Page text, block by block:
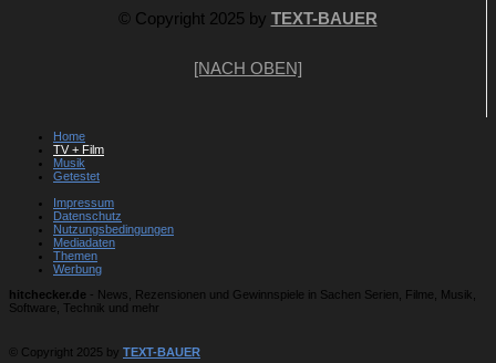
© Copyright 2025 by TEXT-BAUER
[NACH OBEN]
Home
TV + Film
Musik
Getestet
Impressum
Datenschutz
Nutzungsbedingungen
Mediadaten
Themen
Werbung
hitchecker.de - News, Rezensionen und Gewinnspiele in Sachen Serien, Filme, Musik,
Software, Technik und mehr
© Copyright 2025 by TEXT-BAUER